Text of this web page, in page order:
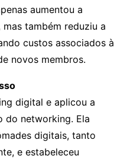
aumentou a
também reduziu a
custos associados à
novos membros.
digital e aplicou a
do networking. Ela
digitais, tanto
e estabeleceu